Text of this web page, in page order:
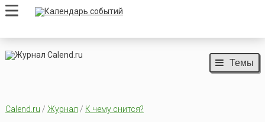
Темы
Calend.ru / Журнал / К чему снится?